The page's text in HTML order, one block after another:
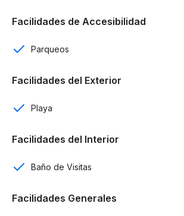
Comedor.
Cocina.
A 10 minutos del aeropuerto.
Terminación:
Ventanas en Aluminio P40.
Facilidades de Accesibilidad
Parqueos
Facilidades del Exterior
Playa
Facilidades del Interior
Baño de Visitas
Facilidades Generales